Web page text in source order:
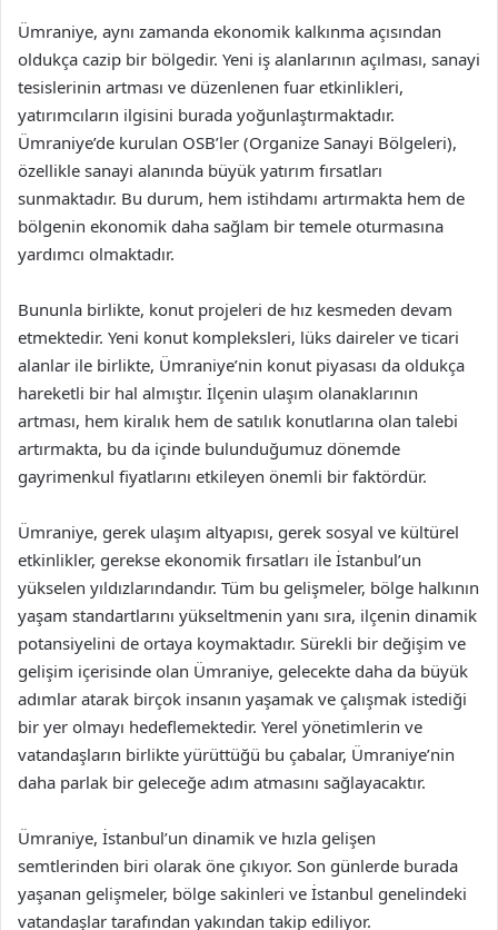
Ümraniye, aynı zamanda ekonomik kalkınma açısından
oldukça cazip bir bölgedir. Yeni iş alanlarının açılması, sanayi
tesislerinin artması ve düzenlenen fuar etkinlikleri,
yatırımcıların ilgisini burada yoğunlaştırmaktadır.
Ümraniye’de kurulan OSB’ler (Organize Sanayi Bölgeleri),
özellikle sanayi alanında büyük yatırım fırsatları
sunmaktadır. Bu durum, hem istihdamı artırmakta hem de
bölgenin ekonomik daha sağlam bir temele oturmasına
yardımcı olmaktadır.
Bununla birlikte, konut projeleri de hız kesmeden devam
etmektedir. Yeni konut kompleksleri, lüks daireler ve ticari
alanlar ile birlikte, Ümraniye’nin konut piyasası da oldukça
hareketli bir hal almıştır. İlçenin ulaşım olanaklarının
artması, hem kiralık hem de satılık konutlarına olan talebi
artırmakta, bu da içinde bulunduğumuz dönemde
gayrimenkul fiyatlarını etkileyen önemli bir faktördür.
Ümraniye, gerek ulaşım altyapısı, gerek sosyal ve kültürel
etkinlikler, gerekse ekonomik fırsatları ile İstanbul’un
yükselen yıldızlarındandır. Tüm bu gelişmeler, bölge halkının
yaşam standartlarını yükseltmenin yanı sıra, ilçenin dinamik
potansiyelini de ortaya koymaktadır. Sürekli bir değişim ve
gelişim içerisinde olan Ümraniye, gelecekte daha da büyük
adımlar atarak birçok insanın yaşamak ve çalışmak istediği
bir yer olmayı hedeflemektedir. Yerel yönetimlerin ve
vatandaşların birlikte yürüttüğü bu çabalar, Ümraniye’nin
daha parlak bir geleceğe adım atmasını sağlayacaktır.
Ümraniye, İstanbul’un dinamik ve hızla gelişen
semtlerinden biri olarak öne çıkıyor. Son günlerde burada
yaşanan gelişmeler, bölge sakinleri ve İstanbul genelindeki
vatandaşlar tarafından yakından takip ediliyor.